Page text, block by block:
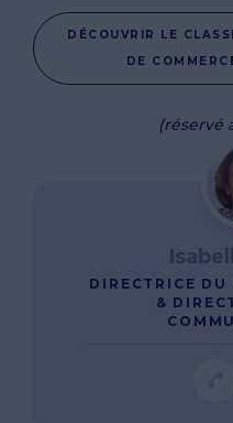
DÉCOUVRIR LE
DE
(réservé
DIRECTRICE DU
&